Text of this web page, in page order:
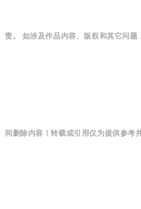
责。 如涉及作品内容、版权和其它问
间删除内容！转载或引用仅为提供参考